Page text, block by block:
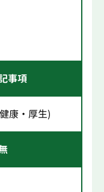
事項
康・厚生)